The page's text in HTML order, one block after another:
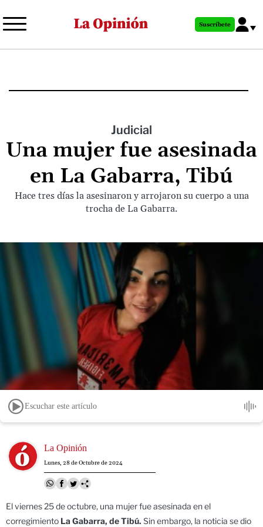
al
principal
Suscríbete
Judicial
Una mujer fue asesinada
en La Gabarra, Tibú
Hace tres días la asesinaron y arrojaron su cuerpo a una
trocha de La Gabarra.
Escuchar este artículo
Image La Opinión
Lunes, 28 de Octubre de 2024
El viernes 25 de octubre, una mujer fue asesinada en el
corregimiento La Gabarra, de Tibú. Sin embargo, la noticia se dio